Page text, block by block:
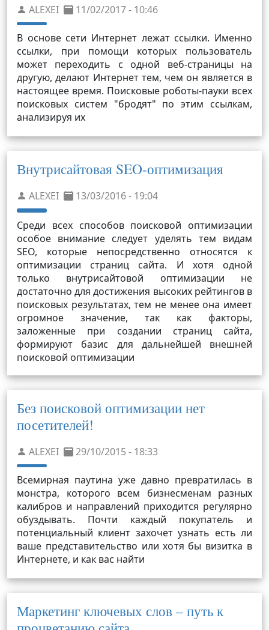
ALEXEI 11/02/2017 - 10:46
В основе сети Интернет лежат ссылки. Именно
ссылки, при помощи которых пользователь
может переходить с одной веб-страницы на
другую, делают Интернет тем, чем он является в
настоящее время. Поисковые роботы-пауки всех
поисковых систем "бродят" по этим ссылкам,
анализируя их
Внутрисайтовая SEO-оптимизация
ALEXEI 13/03/2016 - 19:04
Среди всех способов поисковой оптимизации
особое внимание следует уделять тем видам
SEO, которые непосредственно относятся к
оптимизации страниц сайта. И хотя одной
только внутрисайтовой оптимизации не
достаточно для достижения высоких рейтингов в
поисковых результатах, тем не менее она имеет
огромное значение, так как факторы,
заложенные при создании страниц сайта,
формируют базис для дальнейшей внешней
поисковой оптимизации
Без поисковой оптимизации нет
посетителей!
ALEXEI 29/10/2015 - 18:33
Всемирная паутина уже давно превратилась в
монстра, которого всем бизнесменам разных
калибров и направлений приходится регулярно
обуздывать. Почти каждый покупатель и
потенциальный клиент захочет узнать есть ли
ваше представительство или хотя бы визитка в
Интернете, и как вас найти
Маркетинг ключевых слов – путь к